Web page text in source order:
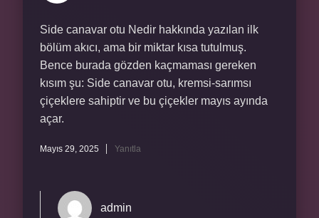
Side canavar otu Nedir hakkında yazılan ilk
bölüm akıcı, ama bir miktar kısa tutulmuş.
Bence burada gözden kaçmaması gereken
kısım şu: Side canavar otu, kremsi-sarımsı
çiçeklere sahiptir ve bu çiçekler mayıs ayında
açar.
Mayıs 29, 2025 Yanıtla
admin